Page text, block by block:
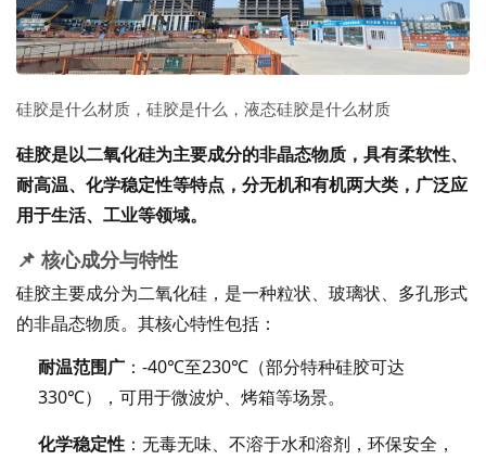
硅胶是什么材质，硅胶是什么，液态硅胶是什么材质
硅胶是以二氧化硅为主要成分的非晶态物质，具有柔软性、
耐高温、化学稳定性等特点，分无机和有机两大类，广泛应
用于生活、工业等领域。
📌 核心成分与特性
硅胶主要成分为二氧化硅，是一种粒状、玻璃状、多孔形式
的非晶态物质。其核心特性包括：
耐温范围广 ：-40℃至230℃（部分特种硅胶可达
330℃），可用于微波炉、烤箱等场景。
化学稳定性 ：无毒无味、不溶于水和溶剂，环保安全，